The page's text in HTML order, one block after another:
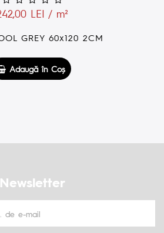
159,00 LEI / m²
LUNA COOL GREY 60x60 2CM
Adaugă în Coş
Newsletter